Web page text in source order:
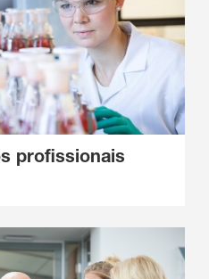
profissionais